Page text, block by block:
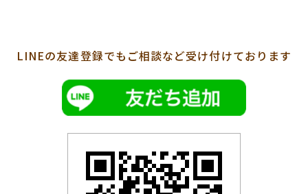
LINEの友達登録でも ご相談など受け付けております